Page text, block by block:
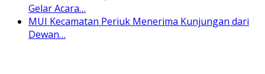
Gelar Acara…
MUI Kecamatan Periuk Menerima Kunjungan dari
Dewan…